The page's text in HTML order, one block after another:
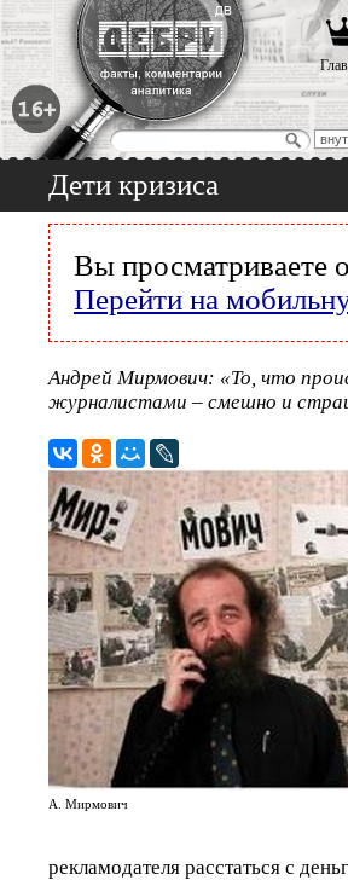
Дети кризиса
Вы просматриваете
Перейти на
Андрей Мирмович: «То, что
журналистами – смешно и
А. Мирмович
рекламодателя расстаться с